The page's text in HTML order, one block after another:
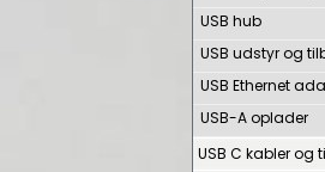
USB hub
USB udstyr og
USB Ethernet
USB-A oplader
USB C kabler og